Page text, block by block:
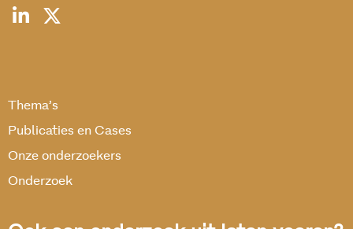
Thema’s
Publicaties en Cases
Onze onderzoekers
Onderzoek